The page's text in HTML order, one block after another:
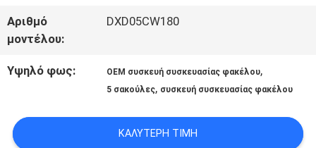
ΕΜΆΣ
ΕΠΙΣΚΈΨΕΙΣ
ΕΡΓΟΣΤΆΣΙΟ
Αριθμό
μοντέλου:
DXD05CW180
Υψηλό φως: OEM συσκευή συσκευασίας φακέλου,
5 σακούλες, συσκευή συσκευασίας φακέλου
ΚΑΛΎΤΕΡΗ ΤΙΜΉ